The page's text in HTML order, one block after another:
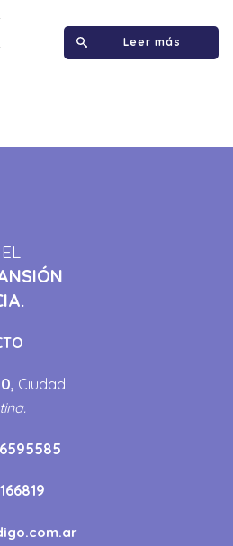
Leer más
Ciudad.